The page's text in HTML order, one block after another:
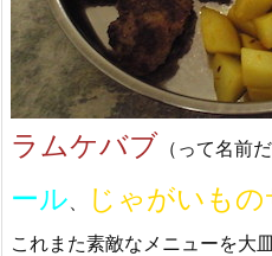
ラムケバブ （って名前
ール
じゃがいも
これまた素敵なメニューを大